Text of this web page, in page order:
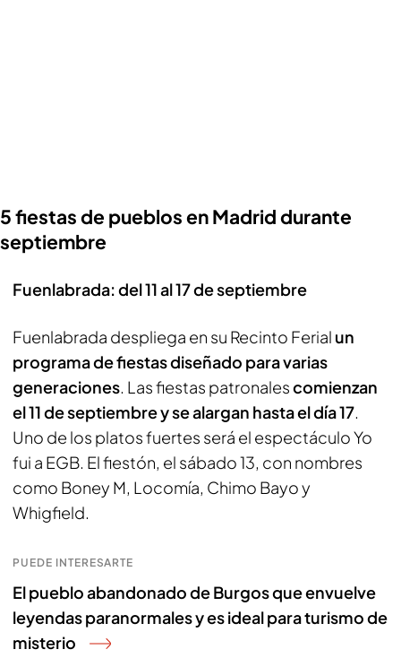
5 fiestas de pueblos en Madrid durante
septiembre
Fuenlabrada: del 11 al 17 de septiembre
Fuenlabrada despliega en su Recinto Ferial un
programa de fiestas diseñado para varias
generaciones. Las fiestas patronalescomienzan
el 11 de septiembre y se alargan hasta el día 17.
Uno de los platos fuertes será el espectáculo Yo
fui a EGB. El fiestón, el sábado 13, con nombres
como Boney M, Locomía, Chimo Bayo y
Whigfield.
PUEDE INTERESARTE
El pueblo abandonado de Burgos que envuelve
leyendas paranormales y es ideal para turismo de
misterio